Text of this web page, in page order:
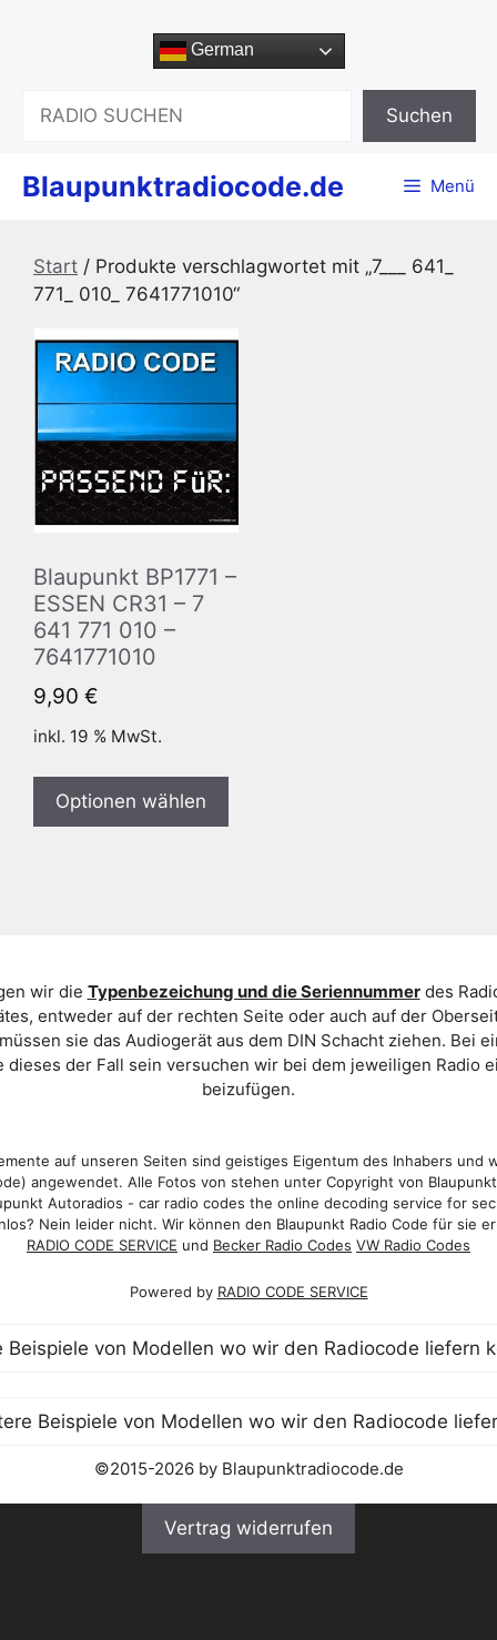
German
Suchen
Blaupunktradiocode.de Menü
Start / Produkte verschlagwortet mit „7___ 641_
771_ 010_ 7641771010“
Blaupunkt BP1771 –
ESSEN CR31 – 7
641 771 010 –
7641771010
9,90 €
inkl. 19 % MwSt.
Optionen wählen
wir die Typenbezeichung und die Seriennummerdes
entweder auf der rechten Seite oder auch auf der
sie das Audiogerät aus dem DIN Schacht ziehen. Bei
der Fall sein versuchen wir bei dem jeweiligen Radio
beizufügen.
auf unseren Seiten sind geistiges Eigentum des Inhabers und
angewendet. Alle Fotos von stehen unter Copyright von
Autoradios - car radio codes the online decoding service for
Nein leider nicht. Wir können den Blaupunkt Radio Code für sie
RADIO CODE SERVICE und Becker Radio Codes VW Radio Codes
Powered by RADIO CODE SERVICE
©2015-2026 by Blaupunktradiocode.de
Vertrag widerrufen